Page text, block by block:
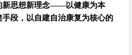
新思想新理念——以健康为本
段，以自建自治康复为核心的